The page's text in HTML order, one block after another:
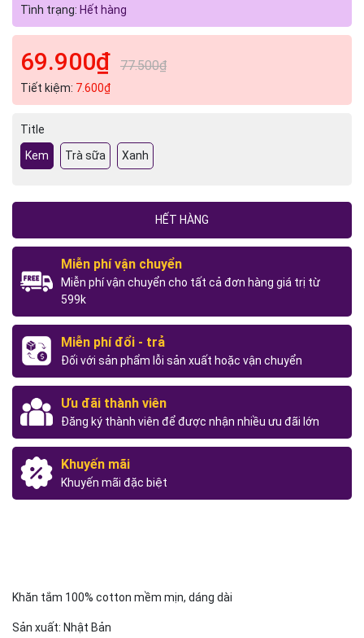
Tình trạng: Hết hàng
69.900₫ 77.500₫
Tiết kiệm: 7.600₫
Title
Kem
Trà sữa Xanh
HẾT HÀNG
Miễn phí vận chuyển
Miễn phí vận chuyển cho tất cả đơn hàng giá trị từ
599k
Miễn phí đổi - trả
Đối với sản phẩm lỗi sản xuất hoặc vận chuyển
Ưu đãi thành viên
Đăng ký thành viên để được nhận nhiều ưu đãi lớn
Khuyến mãi
Khuyến mãi đặc biệt
Khăn tắm 100% cotton mềm mịn, dáng dài
Sản xuất: Nhật Bản